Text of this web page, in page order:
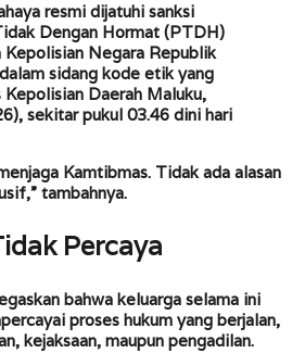
resmi dijatuhi sanksi
Dengan Hormat (PTDH)
Kepolisian Negara Republik
sidang kode etik yang
Daerah Maluku,
sekitar pukul 03.46 dini hari
Kamtibmas. Tidak ada alasan
tambahnya.
Percaya
bahwa keluarga selama ini
proses hukum yang berjalan,
kejaksaan, maupun pengadilan.